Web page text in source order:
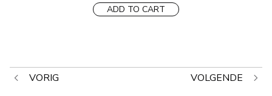
ADD TO CART
Bericht
VORIG VOLGENDE